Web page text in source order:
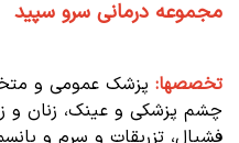
مجموعه درمانی سرو سپید
تخصصها: پزشک عمومی و
چشم پزشکی و عینک، زنان و
فشیال، تزریقات و سرم و